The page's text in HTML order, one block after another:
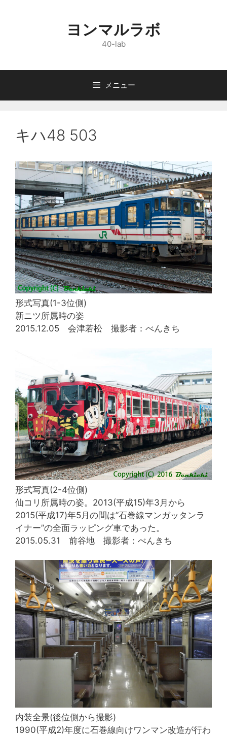
へ
ヨンマルラボ
40-lab
メニュー
キハ48 503
形式写真(1-3位側)
新ニツ所属時の姿
2015.12.05 会津若松 撮影者：べんきち
形式写真(2-4位側)
仙コリ所属時の姿。2013(平成15)年3月から
2015(平成17)年5月の間は”石巻線マンガッタンラ
イナー”の全面ラッピング車であった。
2015.05.31 前谷地 撮影者：べんきち
内装全景(後位側から撮影)
1990(平成2)年度に石巻線向けワンマン改造が行わ